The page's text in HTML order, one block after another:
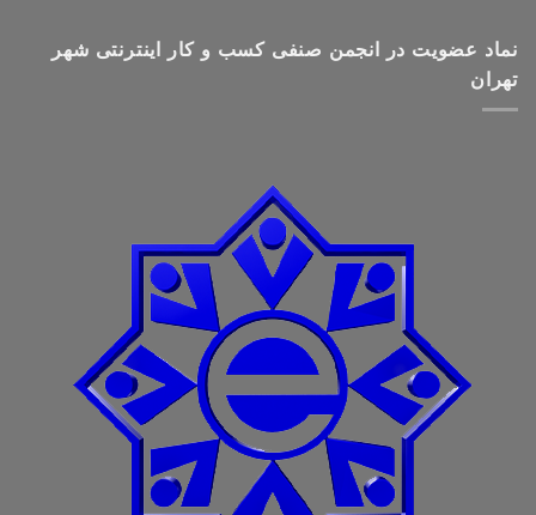
نماد عضویت در انجمن صنفی کسب و کار اینترنتی شهر
تهران